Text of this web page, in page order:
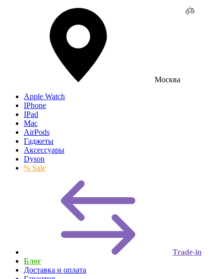
Москва
Apple Watch
IPhone
IPad
Mac
AirPods
Гаджеты
Аксессуары
Dyson
% Sale
Trade-in
Блог
Доставка и оплата